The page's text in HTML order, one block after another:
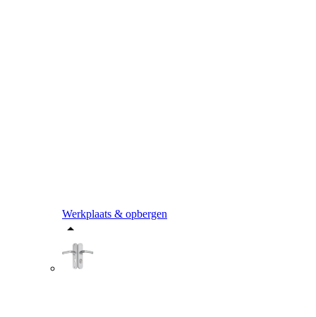
Werkplaats & opbergen